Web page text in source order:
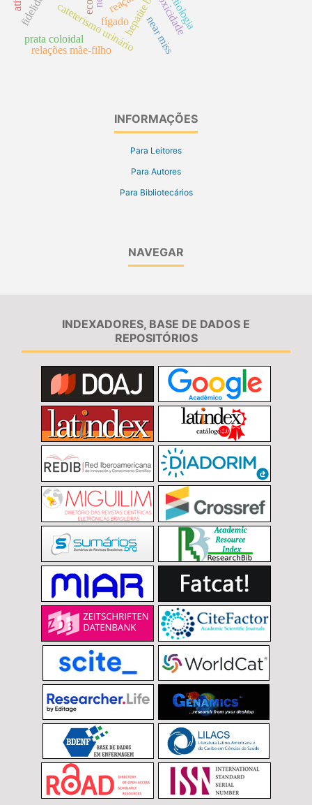
hepatite b
cateterismo urinário near miss
relações mãe-filho
prata coloidal
toxicidade
fígado etiologia
INFORMAÇÕES
Para Leitores
Para Autores
Para Bibliotecários
NAVEGAR
INDEXADORES, BASE DE DADOS E
REPOSITÓRIOS